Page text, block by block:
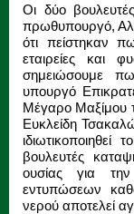
Οι δύο
πρωθυπουργό,
ότι πείστηκαν
εταιρείες και
σημειώσουμε
υπουργό
Μέγαρο Μαξίμου
Ευκλείδη
βουλευτές
ουσίας για
εντυπώσεων
νερού αποτελεί